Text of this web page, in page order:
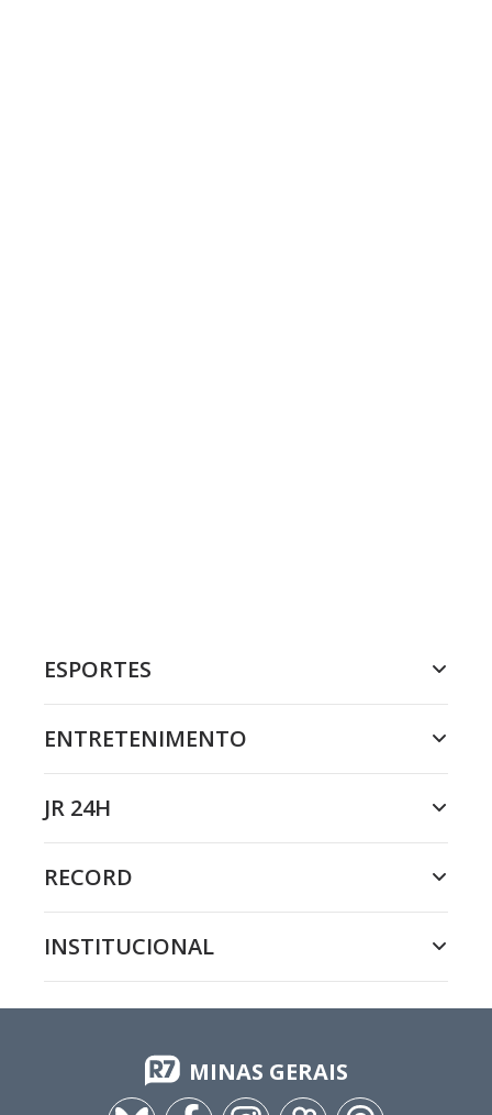
ESPORTES
ENTRETENIMENTO
JR 24H
RECORD
INSTITUCIONAL
MINAS GERAIS